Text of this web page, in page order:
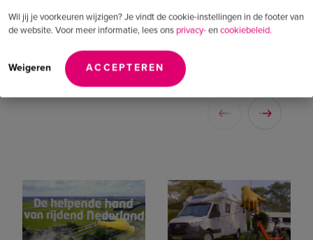
Wil jij je voorkeuren wijzigen? Je vindt de cookie-instellingen in de footer van
de website. Voor meer informatie, lees ons privacy-encookiebeleid.
Weigeren ACCEPTEREN
Stijging van organische sessies